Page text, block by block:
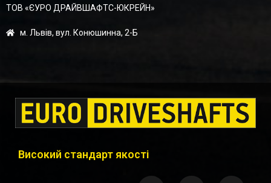
ТОВ «ЄУРО ДРАЙВШАФТC-ЮКРЕЙН»
м. Львів, вул. Конюшинна, 2-Б
Високий стандарт якості